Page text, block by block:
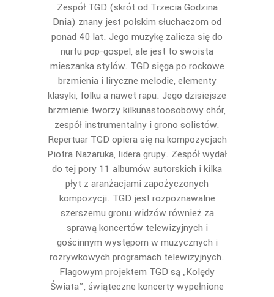
Zespół TGD (skrót od Trzecia Godzina
Dnia) znany jest polskim słuchaczom od
ponad 40 lat. Jego muzykę zalicza się do
nurtu pop-gospel, ale jest to swoista
mieszanka stylów. TGD sięga po rockowe
brzmienia i liryczne melodie, elementy
klasyki, folku a nawet rapu. Jego dzisiejsze
brzmienie tworzy kilkunastoosobowy chór,
zespół instrumentalny i grono solistów.
Repertuar TGD opiera się na kompozycjach
Piotra Nazaruka, lidera grupy. Zespół wydał
do tej pory 11 albumów autorskich i kilka
płyt z aranżacjami zapożyczonych
kompozycji. TGD jest rozpoznawalne
szerszemu gronu widzów również za
sprawą koncertów telewizyjnych i
gościnnym występom w muzycznych i
rozrywkowych programach telewizyjnych.
Flagowym projektem TGD są „Kolędy
Świata”, świąteczne koncerty wypełnione